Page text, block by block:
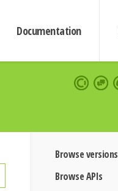
Documentation
Browse versions
Browse APIs